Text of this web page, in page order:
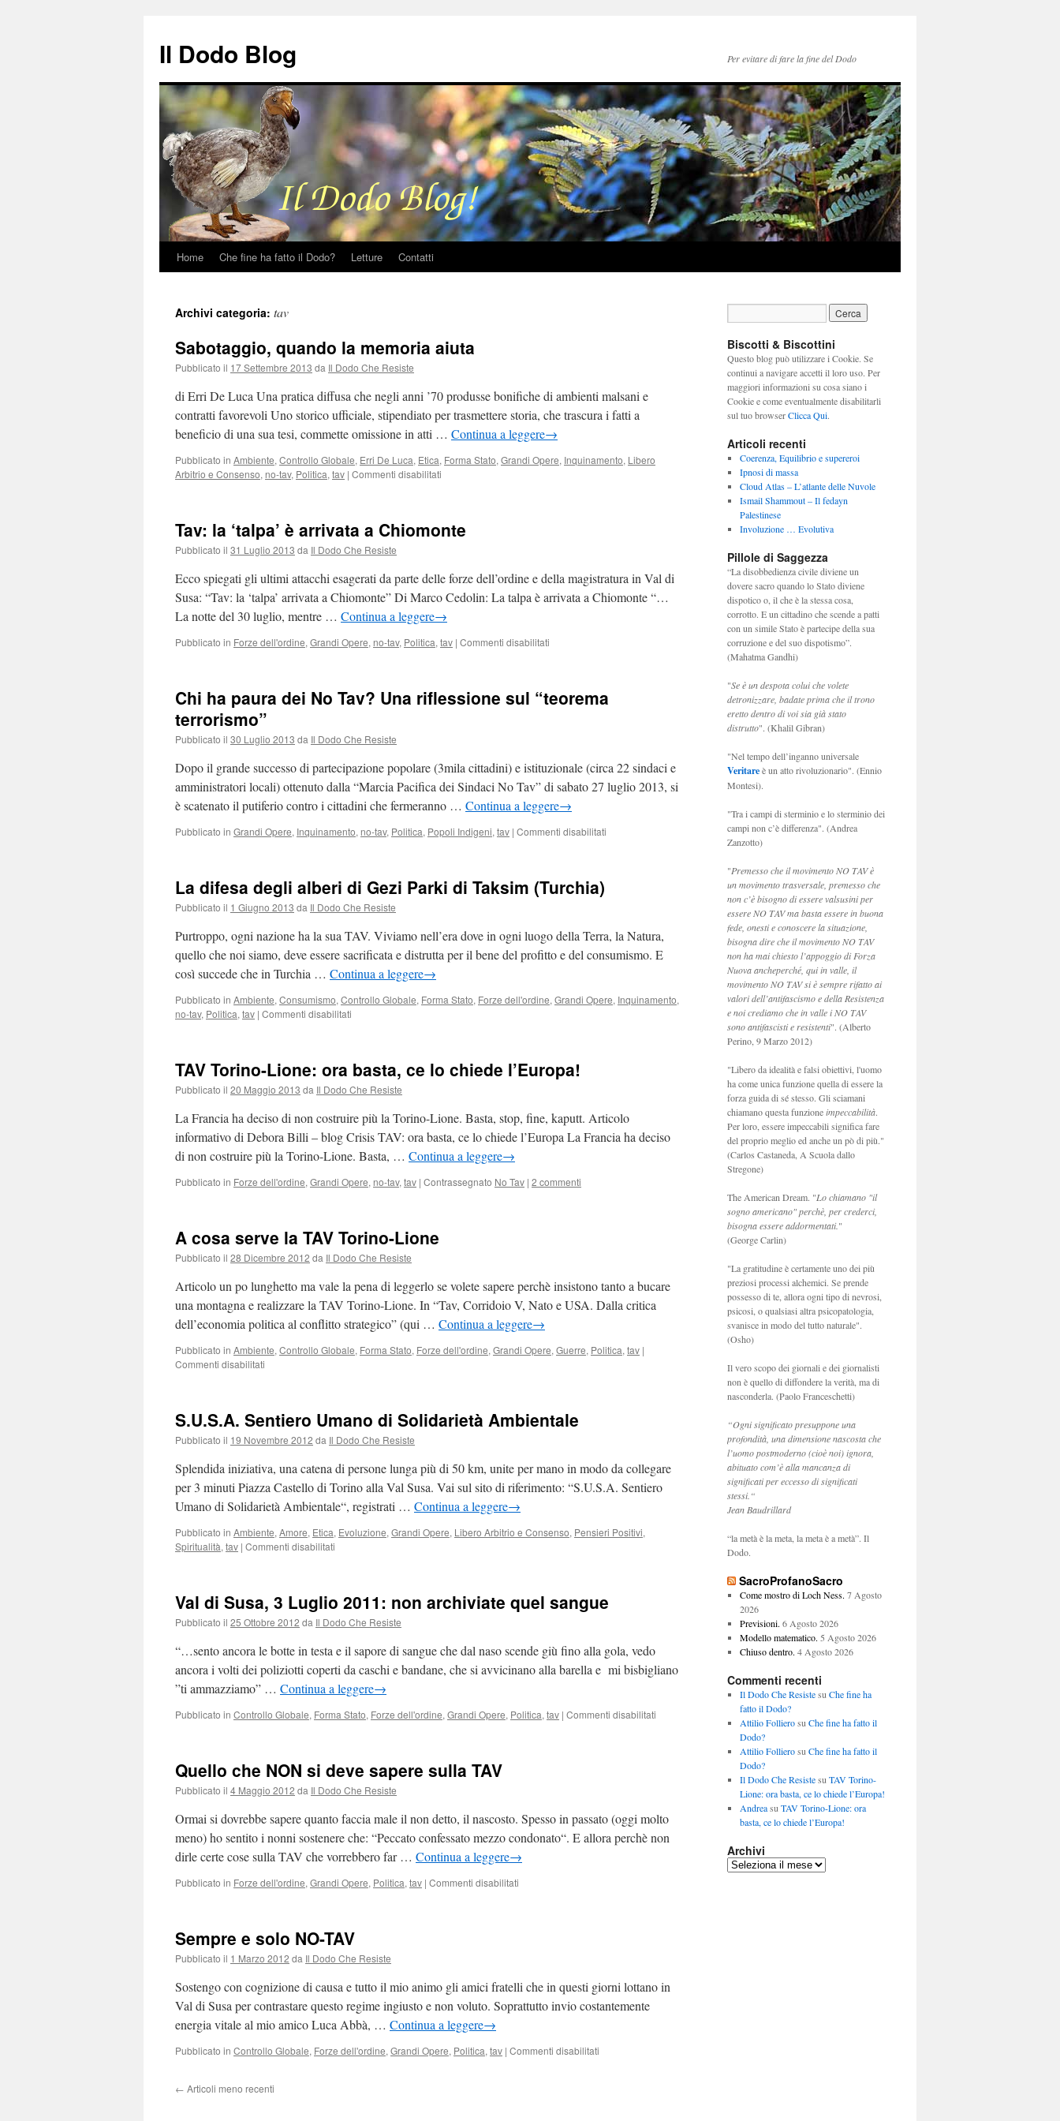
Il Dodo Blog Per evitare di fare la fine del Dodo
Vai
contenuto
Home Che fine ha fatto il Dodo? Letture Contatti
Archivi categoria: tav
Sabotaggio, quando la memoria aiuta
Pubblicato il 17 Settembre 2013 da Il Dodo Che Resiste
di Erri De Luca Una pratica diffusa che negli anni ’70 produsse bonifiche di ambienti malsani e
contratti favorevoli Uno storico ufficiale, stipendiato per trasmettere storia, che trascura i fatti a
beneficio di una sua tesi, commette omissione in atti … Continua a leggere→
Pubblicato in Ambiente, Controllo Globale, Erri De Luca, Etica, Forma Stato, Grandi Opere, Inquinamento, Libero
Arbitrio e Consenso, no-tav, Politica, tav | Commenti disabilitati
memoria
Tav: la ‘talpa’ è arrivata a Chiomonte
Pubblicato il 31 Luglio 2013 da Il Dodo Che Resiste
Ecco spiegati gli ultimi attacchi esagerati da parte delle forze dell’ordine e della magistratura in Val di
Susa: “Tav: la ‘talpa’ arrivata a Chiomonte” Di Marco Cedolin: La talpa è arrivata a Chiomonte “…
La notte del 30 luglio, mentre … Continua a leggere→
Pubblicato in Forze dell'ordine, Grandi Opere, no-tav, Politica, tav | Commenti disabilitati
è
Chi ha paura dei No Tav? Una riflessione sul “teorema
terrorismo”
Pubblicato il 30 Luglio 2013 da Il Dodo Che Resiste
Dopo il grande successo di partecipazione popolare (3mila cittadini) e istituzionale (circa 22 sindaci e
amministratori locali) ottenuto dalla “Marcia Pacifica dei Sindaci No Tav” di sabato 27 luglio 2013, si
è scatenato il putiferio contro i cittadini che fermeranno … Continua a leggere→
Pubblicato in Grandi Opere, Inquinamento, no-tav, Politica, Popoli Indigeni, tav | Commenti disabilitati
Una
riflessione
sul
La difesa degli alberi di Gezi Parki di Taksim (Turchia)
Pubblicato il 1 Giugno 2013 da Il Dodo Che Resiste
Purtroppo, ogni nazione ha la sua TAV. Viviamo nell’era dove in ogni luogo della Terra, la Natura,
quello che noi siamo, deve essere sacrificata e distrutta per il bene del profitto e del consumismo. E
così succede che in Turchia … Continua a leggere→
Pubblicato in Ambiente, Consumismo, Controllo Globale, Forma Stato, Forze dell'ordine, Grandi Opere, Inquinamento,
no-tav, Politica, tav | Commenti disabilitati
alberi
di
Gezi
Parki
di
Taksim
(Turchia)
TAV Torino-Lione: ora basta, ce lo chiede l’Europa!
Pubblicato il 20 Maggio 2013 da Il Dodo Che Resiste
La Francia ha deciso di non costruire più la Torino-Lione. Basta, stop, fine, kaputt. Articolo
informativo di Debora Billi – blog Crisis TAV: ora basta, ce lo chiede l’Europa La Francia ha deciso
di non costruire più la Torino-Lione. Basta, … Continua a leggere→
Pubblicato in Forze dell'ordine, Grandi Opere, no-tav, tav | Contrassegnato No Tav | 2 commenti
A cosa serve la TAV Torino-Lione
Pubblicato il 28 Dicembre 2012 da Il Dodo Che Resiste
Articolo un po lunghetto ma vale la pena di leggerlo se volete sapere perchè insistono tanto a bucare
una montagna e realizzare la TAV Torino-Lione. In “Tav, Corridoio V, Nato e USA. Dalla critica
dell’economia politica al conflitto strategico” (qui … Continua a leggere→
Pubblicato in Ambiente, Controllo Globale, Forma Stato, Forze dell'ordine, Grandi Opere, Guerre, Politica, tav |
Commenti disabilitati
la
TAV
Torino-
S.U.S.A. Sentiero Umano di Solidarietà Ambientale
Pubblicato il 19 Novembre 2012 da Il Dodo Che Resiste
Splendida iniziativa, una catena di persone lunga più di 50 km, unite per mano in modo da collegare
per 3 minuti Piazza Castello di Torino alla Val Susa. Vai sul sito di riferimento: “S.U.S.A. Sentiero
Umano di Solidarietà Ambientale“, registrati … Continua a leggere→
Pubblicato in Ambiente, Amore, Etica, Evoluzione, Grandi Opere, Libero Arbitrio e Consenso, Pensieri Positivi,
Spiritualità, tav | Commenti disabilitati
di
Solidarietà
Ambientale
Val di Susa, 3 Luglio 2011: non archiviate quel sangue
Pubblicato il 25 Ottobre 2012 da Il Dodo Che Resiste
“…sento ancora le botte in testa e il sapore di sangue che dal naso scende giù fino alla gola, vedo
ancora i volti dei poliziotti coperti da caschi e bandane, che si avvicinano alla barella e mi bisbigliano
”ti ammazziamo” … Continua a leggere→
Pubblicato in Controllo Globale, Forma Stato, Forze dell'ordine, Grandi Opere, Politica, tav | Commenti disabilitati
non
archiviate
quel
Quello che NON si deve sapere sulla TAV
Pubblicato il 4 Maggio 2012 da Il Dodo Che Resiste
Ormai si dovrebbe sapere quanto faccia male il non detto, il nascosto. Spesso in passato (oggi molto
meno) ho sentito i nonni sostenere che: “Peccato confessato mezzo condonato“. E allora perchè non
dirle certe cose sulla TAV che vorrebbero far … Continua a leggere→
Pubblicato in Forze dell'ordine, Grandi Opere, Politica, tav | Commenti disabilitati
sulla
TAV
Sempre e solo NO-TAV
Pubblicato il 1 Marzo 2012 da Il Dodo Che Resiste
Sostengo con cognizione di causa e tutto il mio animo gli amici fratelli che in questi giorni lottano in
Val di Susa per contrastare questo regime ingiusto e non voluto. Soprattutto invio costantemente
energia vitale al mio amico Luca Abbà, … Continua a leggere→
Pubblicato in Controllo Globale, Forze dell'ordine, Grandi Opere, Politica, tav | Commenti disabilitati
← Articoli meno recenti
Biscotti & Biscottini
Questo blog può utilizzare i Cookie. Se
continui a navigare accetti il loro uso. Per
maggiori informazioni su cosa siano i
Cookie e come eventualmente disabilitarli
sul tuo browserClicca Qui.
Articoli recenti
Coerenza, Equilibrio e supereroi
Ipnosi di massa
Cloud Atlas – L’atlante delle Nuvole
Ismail Shammout – Il fedayn
Palestinese
Involuzione … Evolutiva
Pillole di Saggezza
“La disobbedienza civile diviene un
dovere sacro quando lo Stato diviene
dispotico o, il che è la stessa cosa,
corrotto. E un cittadino che scende a patti
con un simile Stato è partecipe della sua
corruzione e del suo dispotismo”.
(Mahatma Gandhi)
"Se è un despota colui che volete
detronizzare, badate prima che il trono
eretto dentro di voi sia già stato
distrutto". (Khalil Gibran)
"Nel tempo dell’inganno universale
Veritareè un atto rivoluzionario". (Ennio
Montesi).
"Tra i campi di sterminio e lo sterminio dei
campi non c’è differenza". (Andrea
Zanzotto)
"Premesso che il movimento NO TAV è
un movimento trasversale, premesso che
non c’è bisogno di essere valsusini per
essere NO TAV ma basta essere in buona
fede, onesti e conoscere la situazione,
bisogna dire che il movimento NO TAV
non ha mai chiesto l’appoggio di Forza
Nuova ancheperché, qui in valle, il
movimento NO TAV si è sempre rifatto ai
valori dell’antifascismo e della Resistenza
e noi crediamo che in valle i NO TAV
sono antifascisti e resistenti". (Alberto
Perino, 9 Marzo 2012)
"Libero da idealità e falsi obiettivi, l'uomo
ha come unica funzione quella di essere la
forza guida di sé stesso. Gli sciamani
chiamano questa funzioneimpeccabilità.
Per loro, essere impeccabili significa fare
del proprio meglio ed anche un pò di più."
(Carlos Castaneda, A Scuola dallo
Stregone)
The American Dream. "Lo chiamano "il
sogno americano" perchè, per crederci,
bisogna essere addormentati."
(George Carlin)
"La gratitudine è certamente uno dei più
preziosi processi alchemici. Se prende
possesso di te, allora ogni tipo di nevrosi,
psicosi, o qualsiasi altra psicopatologia,
svanisce in modo del tutto naturale".
(Osho)
Il vero scopo dei giornali e dei giornalisti
non è quello di diffondere la verità, ma di
nasconderla. (Paolo Franceschetti)
“Ogni significato presuppone una
profondità, una dimensione nascosta che
l’uomo postmoderno (cioè noi) ignora,
abituato com’è alla mancanza di
significati per eccesso di significati
stessi.“
Jean Baudrillard
“la metà è la meta, la meta è a metà”. Il
Dodo.
SacroProfanoSacro
Come mostro di Loch Ness. 7 Agosto
2026
Previsioni. 6 Agosto 2026
Modello matematico. 5 Agosto 2026
Chiuso dentro. 4 Agosto 2026
Commenti recenti
Il Dodo Che Resistesu Che fine ha
fatto il Dodo?
Attilio Follierosu Che fine ha fatto il
Dodo?
Attilio Follierosu Che fine ha fatto il
Dodo?
Il Dodo Che Resistesu TAV Torino-
Lione: ora basta, ce lo chiede l’Europa!
Andreasu TAV Torino-Lione: ora
basta, ce lo chiede l’Europa!
Archivi
Archivi